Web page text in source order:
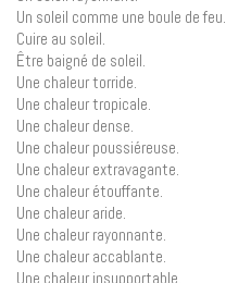
Un soleil comme une boule de feu.
Cuire au soleil.
Être baigné de soleil.
Une chaleur torride.
Une chaleur tropicale.
Une chaleur dense.
Une chaleur poussiéreuse.
Une chaleur extravagante.
Une chaleur étouffante.
Une chaleur aride.
Une chaleur rayonnante.
Une chaleur accablante.
Une chaleur insupportable.